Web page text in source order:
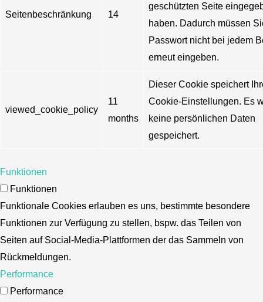
Seitenbeschränkung 14
geschützten Seite
haben. Dadurch müssen
Passwort nicht bei jedem
erneut eingeben.
viewed_cookie_policy
11
months
Dieser Cookie speichert
Cookie-Einstellungen. Es
keine persönlichen Daten
gespeichert.
Funktionen
Funktionen
Funktionale Cookies erlauben es uns, bestimmte besondere
Funktionen zur Verfügung zu stellen, bspw. das Teilen von
Seiten auf Social-Media-Plattformen der das Sammeln von
Rückmeldungen.
Performance
Performance